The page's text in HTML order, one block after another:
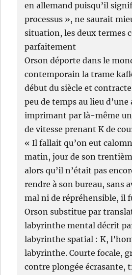
en allemand puisqu’il
processus », ne saurait
situation, les deux termes
parfaitement
Orson déporte dans le
contemporain la trame
début du siècle et
peu de temps au lieu d’une
imprimant par là-même
de vitesse prenant K de
« Il fallait qu’on eut
matin, jour de son
alors qu’il n’était pas
rendre à son bureau, sans
mal ni de répréhensible, il
Orson substitue par
labyrinthe mental décrit
labyrinthe spatial : K,
labyrinthe. Courte focale,
contre plongée écrasante,